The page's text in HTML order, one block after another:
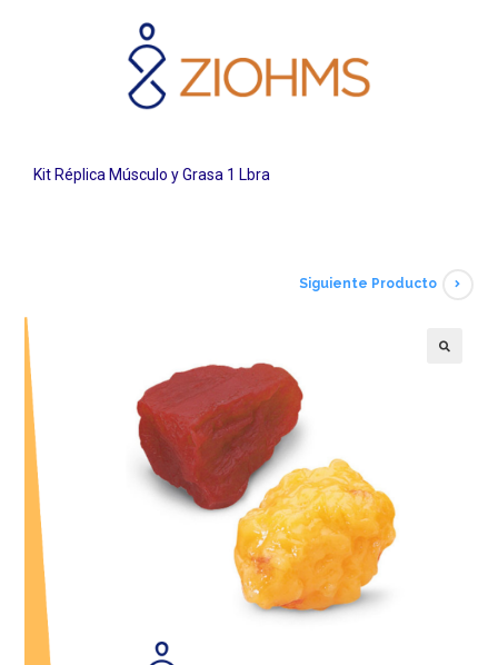
Kit Réplica Músculo y Grasa 1 Lbra
Siguiente Producto